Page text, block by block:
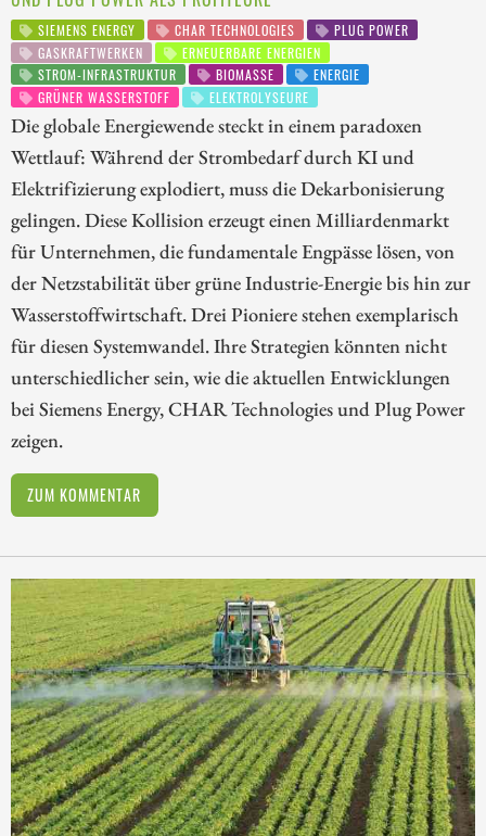
SIEMENS ENERGY CHAR TECHNOLOGIES
PLUG POWER
GASKRAFTWERKEN
ERNEUERBARE ENERGIEN
STROM-INFRASTRUKTUR
BIOMASSE
ENERGIE
GRÜNER WASSERSTOFF
ELEKTROLYSEURE
Die globale Energiewende steckt in einem paradoxen
Wettlauf: Während der Strombedarf durch KI und
Elektrifizierung explodiert, muss die Dekarbonisierung
gelingen. Diese Kollision erzeugt einen Milliardenmarkt
für Unternehmen, die fundamentale Engpässe lösen, von
der Netzstabilität über grüne Industrie-Energie bis hin zur
Wasserstoffwirtschaft. Drei Pioniere stehen exemplarisch
für diesen Systemwandel. Ihre Strategien könnten nicht
unterschiedlicher sein, wie die aktuellen Entwicklungen
bei Siemens Energy, CHAR Technologies und Plug Power
zeigen.
ZUM KOMMENTAR